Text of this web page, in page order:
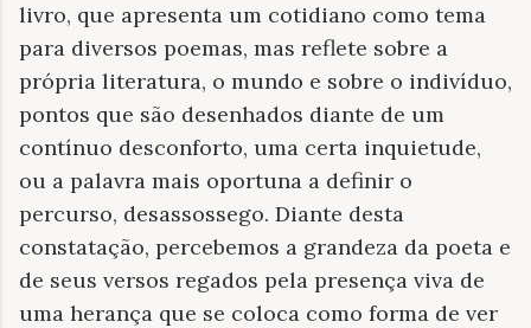
livro, que apresenta um cotidiano como tema
para diversos poemas, mas reflete sobre a
própria literatura, o mundo e sobre o indivíduo,
pontos que são desenhados diante de um
contínuo desconforto, uma certa inquietude,
ou a palavra mais oportuna a definir o
percurso, desassossego. Diante desta
constatação, percebemos a grandeza da poeta e
de seus versos regados pela presença viva de
uma herança que se coloca como forma de ver